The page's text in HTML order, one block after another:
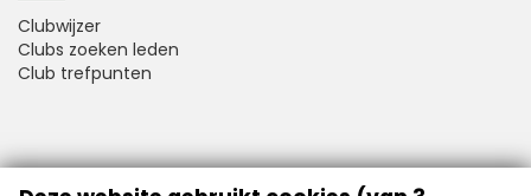
Clubwijzer
Clubs zoeken leden
Club trefpunten